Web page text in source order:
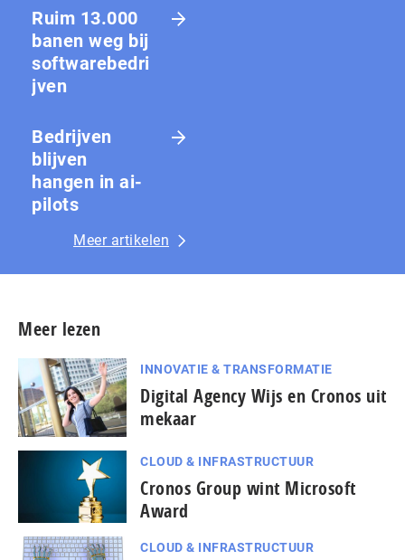
Ruim 13.000
banen weg bij
softwarebedri
jven
Bedrijven
blijven
hangen in ai-
pilots
Meer artikelen
Meer lezen
INNOVATIE & TRANSFORMATIE
Digital Agency Wijs en Cronos uit
mekaar
CLOUD & INFRASTRUCTUUR
Cronos Group wint Microsoft
Award
CLOUD & INFRASTRUCTUUR